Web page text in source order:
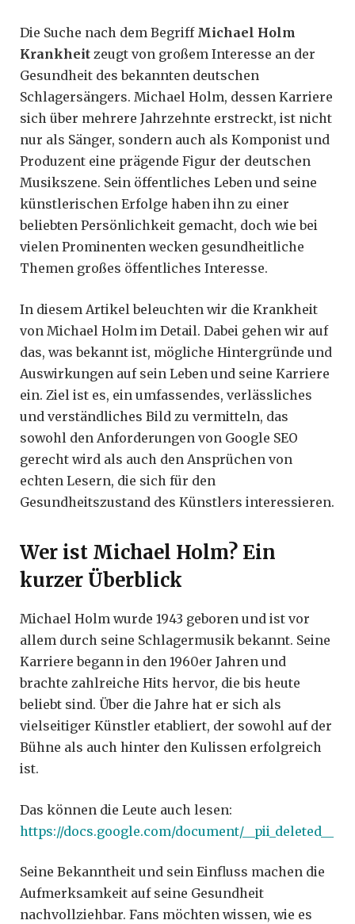
Die Suche nach dem Begriff Michael Holm
Krankheit zeugt von großem Interesse an der
Gesundheit des bekannten deutschen
Schlagersängers. Michael Holm, dessen Karriere
sich über mehrere Jahrzehnte erstreckt, ist nicht
nur als Sänger, sondern auch als Komponist und
Produzent eine prägende Figur der deutschen
Musikszene. Sein öffentliches Leben und seine
künstlerischen Erfolge haben ihn zu einer
beliebten Persönlichkeit gemacht, doch wie bei
vielen Prominenten wecken gesundheitliche
Themen großes öffentliches Interesse.
In diesem Artikel beleuchten wir die Krankheit
von Michael Holm im Detail. Dabei gehen wir auf
das, was bekannt ist, mögliche Hintergründe und
Auswirkungen auf sein Leben und seine Karriere
ein. Ziel ist es, ein umfassendes, verlässliches
und verständliches Bild zu vermitteln, das
sowohl den Anforderungen von Google SEO
gerecht wird als auch den Ansprüchen von
echten Lesern, die sich für den
Gesundheitszustand des Künstlers interessieren.
Wer ist Michael Holm? Ein
kurzer Überblick
Michael Holm wurde 1943 geboren und ist vor
allem durch seine Schlagermusik bekannt. Seine
Karriere begann in den 1960er Jahren und
brachte zahlreiche Hits hervor, die bis heute
beliebt sind. Über die Jahre hat er sich als
vielseitiger Künstler etabliert, der sowohl auf der
Bühne als auch hinter den Kulissen erfolgreich
ist.
Das können die Leute auch lesen:
https://docs.google.com/document/__pii_deleted__
Seine Bekanntheit und sein Einfluss machen die
Aufmerksamkeit auf seine Gesundheit
nachvollziehbar. Fans möchten wissen, wie es